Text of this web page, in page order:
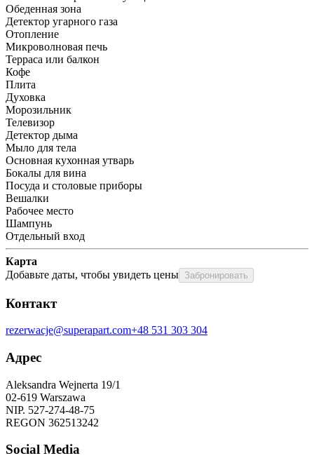
Обеденная зона
Детектор угарного газа
Отопление
Микроволновая печь
Терраса или балкон
Кофе
Плита
Духовка
Морозильник
Телевизор
Детектор дыма
Мыло для тела
Основная кухонная утварь
Бокалы для вина
Посуда и столовые приборы
Вешалки
Рабочее место
Шампунь
Отдельный вход
Карта
Добавьте даты, чтобы увидеть цены Забронировать
Контакт
rezerwacje@superapart.com+48 531 303 304
Адрес
Aleksandra Wejnerta 19/1
02-619 Warszawa
NIP. 527-274-48-75
REGON 362513242
Social Media